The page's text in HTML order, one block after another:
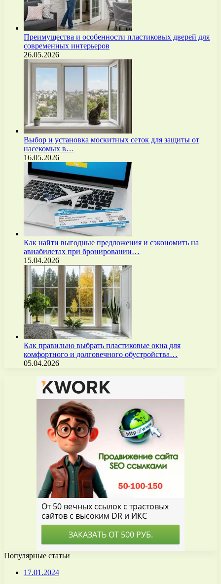
Преимущества и особенности пластиковых дверей для
современных интерьеров
26.05.2026
Выбор и установка москитных сеток для защиты от
насекомых в…
16.05.2026
Как найти выгодные предложения и сэкономить на
авиабилетах при бронировании…
15.04.2026
Как правильно выбрать пластиковые окна для
комфортного и долговечного обустройства…
05.04.2026
Популярные статьи
17.01.2024